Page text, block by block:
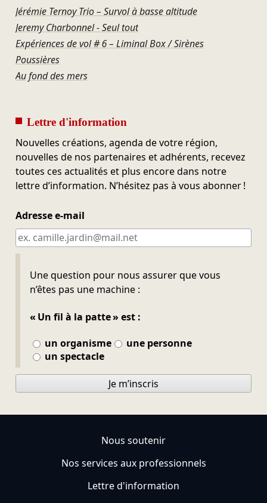
Jérémie Ternoy Trio – Survol à basse altitude
Jeremy Charbonnel - Seul tout
Expériences de vol # 6 – Liminal Box / Sirènes
Poussières
Au fond des mers
Lettre d'information
Nouvelles créations, agenda de votre région,
nouvelles de nos partenaires et adhérents, recevez
toutes ces actualités et plus encore dans notre
lettre d’information. N’hésitez pas à vous abonner !
Adresse e-mail
Une question pour nous assurer que vous
n’êtes pas une machine :
« Un fil à la patte » est :
un organisme
une personne
un spectacle
Ne pas remplir
Je m’inscris
Nous soutenir
Nos services aux professionnels
Lettre d'information